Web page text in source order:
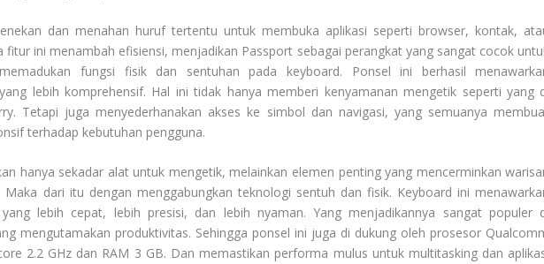
dan menahan huruf tertentu untuk membuka aplikasi seperti browser, kontak,
fitur ini menambah efisiensi, menjadikan Passport sebagai perangkat yang sangat cocok
fungsi fisik dan sentuhan pada keyboard. Ponsel ini berhasil
lebih komprehensif. Hal ini tidak hanya memberi kenyamanan mengetik seperti yang
Tetapi juga menyederhanakan akses ke simbol dan navigasi, yang semuanya
terhadap kebutuhan pengguna.
hanya sekadar alat untuk mengetik, melainkan elemen penting yang mencerminkan
Maka dari itu dengan menggabungkan teknologi sentuh dan fisik. Keyboard ini
lebih cepat, lebih presisi, dan lebih nyaman. Yang menjadikannya sangat populer
mengutamakan produktivitas. Sehingga ponsel ini juga di dukung oleh prosesor
2.2 GHz dan RAM 3 GB. Dan memastikan performa mulus untuk multitasking dan